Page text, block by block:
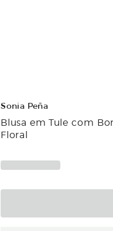
Sonia Peña
Blusa em Tule com
Floral